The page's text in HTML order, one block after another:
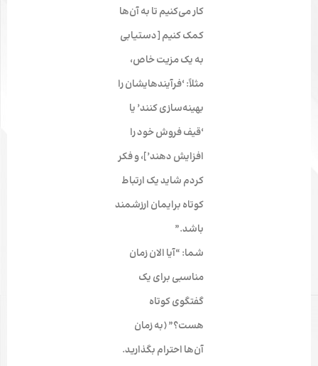
کار می‌کنیم تا به آن‌ها
کمک کنیم [دستیابی
به یک مزیت خاص،
مثلاً: ‘فرآیندهایشان را
بهینه‌سازی کنند’ یا
‘قیف فروش خود را
افزایش دهند’]، و فکر
کردم شاید یک ارتباط
کوتاه برایمان ارزشمند
باشد.”
شما: “آیا الان زمان
مناسبی برای یک
گفتگوی کوتاه
هست؟” (به زمان
آن‌ها احترام بگذارید.